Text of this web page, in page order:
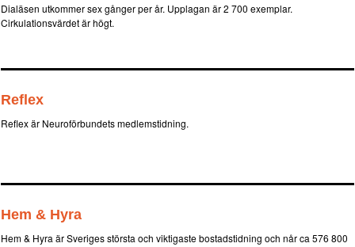
Dialäsen utkommer sex gånger per år. Upplagan är 2 700 exemplar.
Cirkulationsvärdet är högt.
Reflex
Reflex är Neuroförbundets medlemstidning.
Hem & Hyra
Hem & Hyra är Sveriges största och viktigaste bostadstidning och når ca 576 800